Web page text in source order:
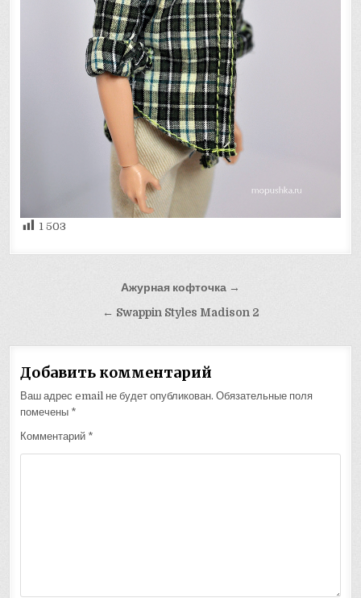
1 503
НавигацияАжурная кофточка →
← Swappin Styles Madison 2
Добавить комментарий
Ваш адрес email не будет опубликован. Обязательные поля
помечены *
Комментарий *